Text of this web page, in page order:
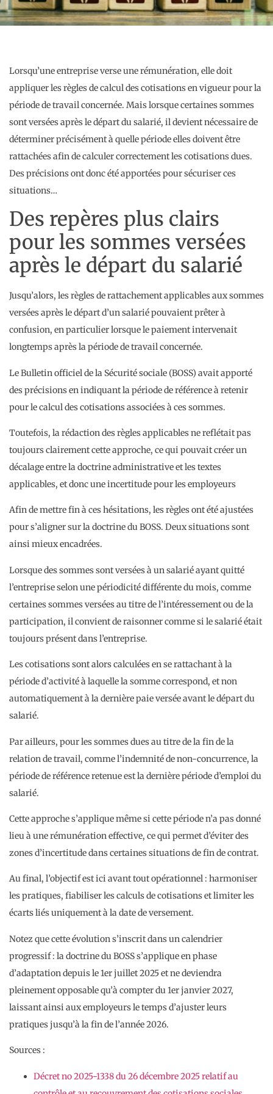
Lorsqu’une entreprise verse une rémunération, elle doit
appliquer les règles de calcul des cotisations en vigueur pour la
période de travail concernée. Mais lorsque certaines sommes
sont versées après le départ du salarié, il devient nécessaire de
déterminer précisément à quelle période elles doivent être
rattachées afin de calculer correctement les cotisations dues.
Des précisions ont donc été apportées pour sécuriser ces
situations…
Des repères plus clairs
pour les sommes versées
après le départ du salarié
Jusqu’alors, les règles de rattachement applicables aux sommes
versées après le départ d’un salarié pouvaient prêter à
confusion, en particulier lorsque le paiement intervenait
longtemps après la période de travail concernée.
Le Bulletin officiel de la Sécurité sociale (BOSS) avait apporté
des précisions en indiquant la période de référence à retenir
pour le calcul des cotisations associées à ces sommes.
Toutefois, la rédaction des règles applicables ne reflétait pas
toujours clairement cette approche, ce qui pouvait créer un
décalage entre la doctrine administrative et les textes
applicables, et donc une incertitude pour les employeurs
Afin de mettre fin à ces hésitations, les règles ont été ajustées
pour s’aligner sur la doctrine du BOSS. Deux situations sont
ainsi mieux encadrées.
Lorsque des sommes sont versées à un salarié ayant quitté
l’entreprise selon une périodicité différente du mois, comme
certaines sommes versées au titre de l’intéressement ou de la
participation, il convient de raisonner comme si le salarié était
toujours présent dans l’entreprise.
Les cotisations sont alors calculées en se rattachant à la
période d’activité à laquelle la somme correspond, et non
automatiquement à la dernière paie versée avant le départ du
salarié.
Par ailleurs, pour les sommes dues au titre de la fin de la
relation de travail, comme l’indemnité de non-concurrence, la
période de référence retenue est la dernière période d’emploi du
salarié.
Cette approche s’applique même si cette période n’a pas donné
lieu à une rémunération effective, ce qui permet d’éviter des
zones d’incertitude dans certaines situations de fin de contrat.
Au final, l’objectif est ici avant tout opérationnel : harmoniser
les pratiques, fiabiliser les calculs de cotisations et limiter les
écarts liés uniquement à la date de versement.
Notez que cette évolution s’inscrit dans un calendrier
progressif : la doctrine du BOSS s’applique en phase
d’adaptation depuis le 1er juillet 2025 et ne deviendra
pleinement opposable qu’à compter du 1er janvier 2027,
laissant ainsi aux employeurs le temps d’ajuster leurs
pratiques jusqu’à la fin de l’année 2026.
Sources :
Décret no 2025-1338 du 26 décembre 2025 relatif au